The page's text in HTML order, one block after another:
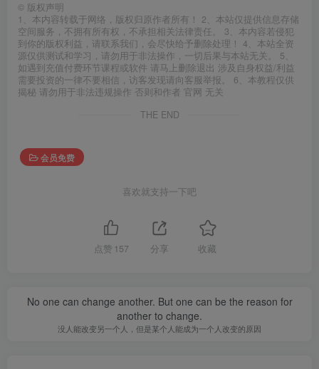
© 版权声明
1、本内容转载于网络，版权归原作者所有！ 2、本站仅提供信息存储
空间服务，不拥有所有权，不承担相关法律责任。 3、本内容若侵犯
到你的版权利益，请联系我们，会尽快给予删除处理！ 4、本站全资
源仅供测试和学习，请勿用于非法操作，一切后果与本站无关。 5、
如遇到充值付费环节课程或软件 请马上删除退出 涉及自身权益/利益
需要投资的一律不要相信，访客发现请向客服举报。 6、本教程仅供
揭秘 请勿用于非法违规操作 否则和作者 官网 无关
THE END
会员免费
喜欢就支持一下吧
点赞 157 分享 收藏
No one can change another. But one can be the reason for
another to change.
没人能改变另一个人，但是某个人能成为一个人改变的原因